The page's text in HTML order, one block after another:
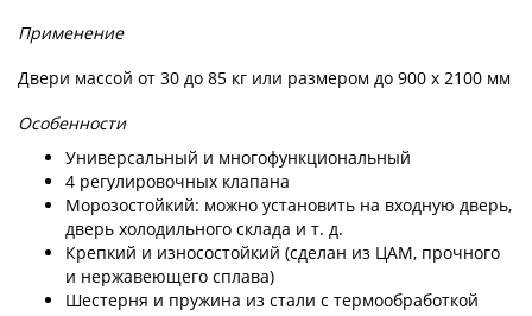
Применение
Двери массой от 30 до 85 кг или размером до 900 x 2100 мм
Особенности
Универсальный и многофункциональный
4 регулировочных клапана
Морозостойкий: можно установить на входную дверь,
дверь холодильного склада и т. д.
Крепкий и износостойкий (сделан из ЦАМ, прочного
и нержавеющего сплава)
Шестерня и пружина из стали с термообработкой